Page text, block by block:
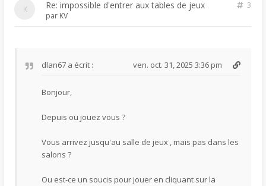
Re: impossible d'entrer aux tables de jeux
3
par KV
dlan67 a écrit : ven. oct. 31, 2025 3:36 pm
Bonjour,
Depuis ou jouez vous ?
Vous arrivez jusqu'au salle de jeux , mais pas dans les
salons ?
Ou est-ce un soucis pour jouer en cliquant sur la